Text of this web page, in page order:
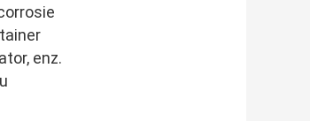
enz.